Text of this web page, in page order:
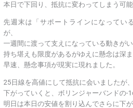
本日で下回り、抵抗に変わってしまう可
先週末は「サポートラインになってい
が、
一週間に渡って支えになっている動きがい
持ち堪えも限度があるがゆえに懸念は深
早速、懸念事項が現実に現れました。
25日線を高値にして抵抗に会いましたが、
下がっていくと、ボリンジャーバンドの-
明日は本日の安値を割り込んでさらに下が